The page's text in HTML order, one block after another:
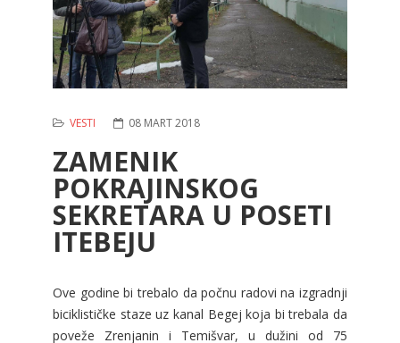
VESTI 08 MART 2018
ZAMENIK
POKRAJINSKOG
SEKRETARA U POSETI
ITEBEJU
Ove godine bi trebalo da počnu radovi na izgradnji
biciklističke staze uz kanal Begej koja bi trebala da
poveže Zrenjanin i Temišvar, u dužini od 75